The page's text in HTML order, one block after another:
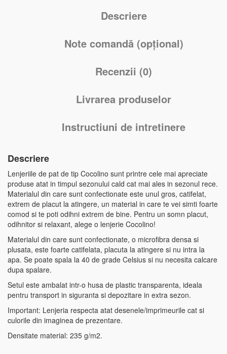
Descriere
Note comandă (opțional)
Recenzii (0)
Livrarea produselor
Instructiuni de intretinere
Descriere
Lenjeriile de pat de tip Cocolino sunt printre cele mai apreciate
produse atat in timpul sezonului cald cat mai ales in sezonul rece.
Materialul din care sunt confectionate este unul gros, catifelat,
extrem de placut la atingere, un material in care te vei simti foarte
comod si te poti odihni extrem de bine. Pentru un somn placut,
odihnitor si relaxant, alege o lenjerie Cocolino!
Materialul din care sunt confectionate, o microfibra densa si
plusata, este foarte catifelata, placuta la atingere si nu intra la
apa. Se poate spala la 40 de grade Celsius si nu necesita calcare
dupa spalare.
Setul este ambalat intr-o husa de plastic transparenta, ideala
pentru transport in siguranta si depozitare in extra sezon.
Important: Lenjeria respecta atat desenele/imprimeurile cat si
culorile din imaginea de prezentare.
Densitate material: 235 g/m2.